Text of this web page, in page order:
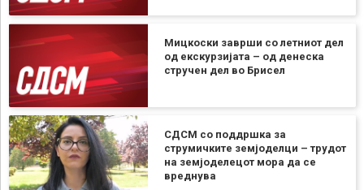
Мицкоски заврши со летниот дел
од екскурзијата – од денеска
стручен дел во Брисел
СДСМ со поддршка за
струмичките земјоделци – трудот
на земјоделецот мора да се
вреднува